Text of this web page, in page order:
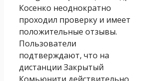
Косенко неоднократно
проходил проверку и имеет
положительные отзывы.
Пользователи
подтверждают, что на
дистанции Закрытый